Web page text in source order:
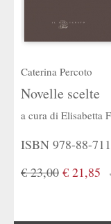
Caterina Percoto
Novelle scelte
a cura di Elisabetta
ISBN 978-88-
€ 23,00 € 21,85